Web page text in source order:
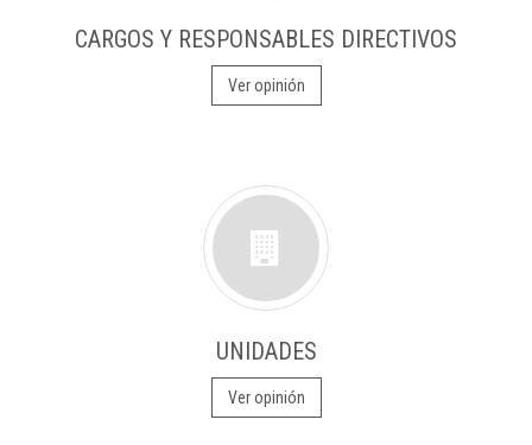
CARGOS Y RESPONSABLES DIRECTIVOS
Ver opinión
UNIDADES
Ver opinión